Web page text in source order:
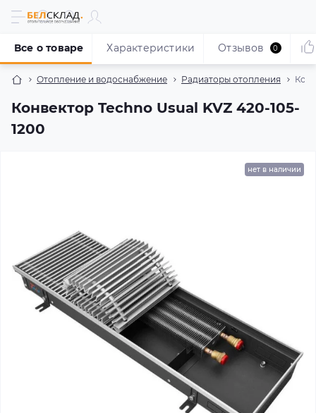
Отопление и водоснабжение Радиаторы отопления
Конвектор Techno Usual KVZ 420-105-
1200
Все о товаре Характеристики Отзывов 0
нет в наличии